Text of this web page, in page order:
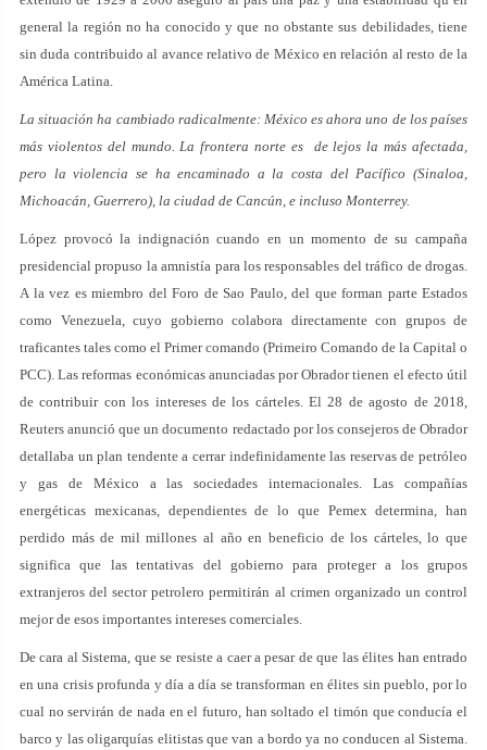
general la región no ha conocido y que no obstante sus debilidades, tiene
sin duda contribuido al avance relativo de México en relación al resto de la
América Latina.
La situación ha cambiado radicalmente: México es ahora uno de los países
más violentos del mundo. La frontera norte es de lejos la más afectada,
pero la violencia se ha encaminado a la costa del Pacífico (Sinaloa,
Michoacán, Guerrero), la ciudad de Cancún, e incluso Monterrey.
López provocó la indignación cuando en un momento de su campaña
presidencial propuso la amnistía para los responsables del tráfico de drogas.
A la vez es miembro del Foro de Sao Paulo, del que forman parte Estados
como Venezuela, cuyo gobierno colabora directamente con grupos de
traficantes tales como el Primer comando (Primeiro Comando de la Capital o
PCC). Las reformas económicas anunciadas por Obrador tienen el efecto útil
de contribuir con los intereses de los cárteles. El 28 de agosto de 2018,
Reuters anunció que un documento redactado por los consejeros de Obrador
detallaba un plan tendente a cerrar indefinidamente las reservas de petróleo
y gas de México a las sociedades internacionales. Las compañías
energéticas mexicanas, dependientes de lo que Pemex determina, han
perdido más de mil millones al año en beneficio de los cárteles, lo que
significa que las tentativas del gobierno para proteger a los grupos
extranjeros del sector petrolero permitirán al crimen organizado un control
mejor de esos importantes intereses comerciales.
De cara al Sistema, que se resiste a caer a pesar de que las élites han entrado
en una crisis profunda y día a día se transforman en élites sin pueblo, por lo
cual no servirán de nada en el futuro, han soltado el timón que conducía el
barco y las oligarquías elitistas que van a bordo ya no conducen al Sistema.